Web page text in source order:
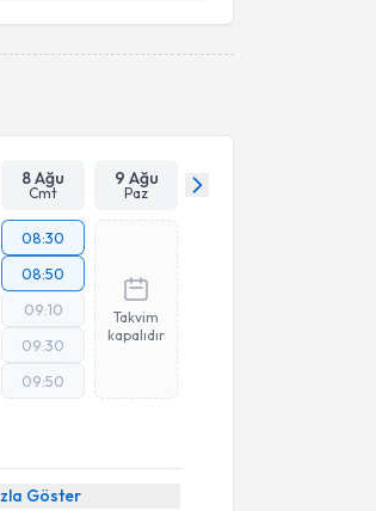
Gönder
8 Ağu
Cmt
9 Ağu
Paz
08:30
08:50
09:10
09:30
09:50
Takvim
kapalıdır
Göster